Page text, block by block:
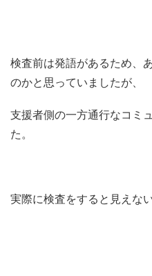
検査前は発語があるため、
のかと思っていましたが、
支援者側の一方通行なコミ
た。
実際に検査をすると見えな